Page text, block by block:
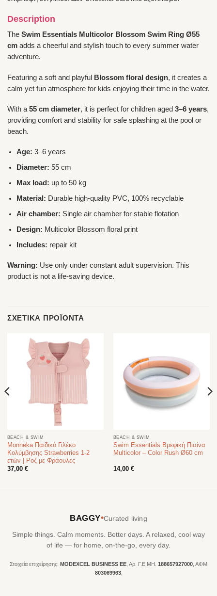
Description
The Swim Essentials Multicolor Blossom Swim Ring Ø55
cm adds a cheerful and stylish touch to every summer water
adventure.
Featuring a soft and playful Blossom floral design, it creates a
calm yet fun atmosphere for kids enjoying their time in the water.
With a 55 cm diameter, it is perfect for children aged 3–6 years,
providing comfort and stability for safe splashing at the pool or
beach.
Age: 3–6 years
Diameter: 55 cm
Max load: up to 50 kg
Material: Durable high-quality PVC, 100% recyclable
Air chamber: Single air chamber for stable flotation
Design: Multicolor Blossom floral print
Includes: repair kit
Warning: Use only under constant adult supervision. This
product is not a life-saving device.
ΣΧΕΤΙΚΆ ΠΡΟΪΌΝΤΑ
BEACH & SWIM
Monneka Παιδικό Γιλέκο
Κολύμβησης Strawberries 1-2
ετών | Ροζ με Φράουλες
37,00 €
BEACH & SWIM
Swim Essentials Βρεφική Πισίνα
Multicolor – Color Rush Ø60 cm
14,00 €
BAGGY•Curated living
Simple things. Calm moments. Better days. A relaxed, cool way
of life — for home, on-the-go, every day.
Στοιχεία επιχείρησης: MODEXCEL BUSINESS ΕΕ , Αρ. Γ.Ε.ΜΗ. 188657927000 , ΑΦΜ
803069963,